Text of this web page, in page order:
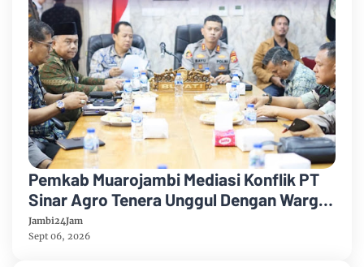
Pemkab Muarojambi Mediasi Konflik PT
Sinar Agro Tenera Unggul Dengan Warga
Sipin Teluk Duren
Jambi24Jam
Sept 06, 2026